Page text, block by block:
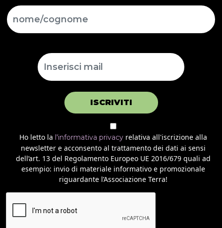
ISCRIVITI
Ho letto la l'informativa privacy relativa all'iscrizione alla
newsletter e acconsento al trattamento dei dati ai sensi
dell’art. 13 del Regolamento Europeo UE 2016/679 quali ad
esempio: invio di materiale informativo e promozionale
riguardante l’Associazione Terra!